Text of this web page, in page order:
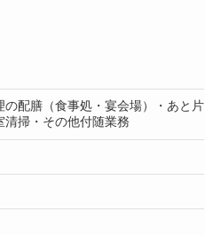
の配膳（食事処・宴会場）・あと片
掃・その他付随業務